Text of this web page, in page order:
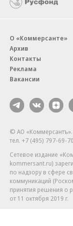
О «Коммерсанте»
Архив
Контакты
Реклама
Вакансии
© АО
тел. +7 (495) 797-69-
Сетевое издание
kommersant.ru)
по надзору в сфере
коммуникаций
принятия решения о
от 11 октября 2019 г.